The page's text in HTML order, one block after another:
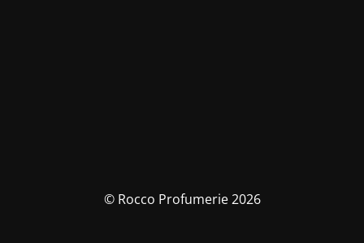
© Rocco Profumerie 2026